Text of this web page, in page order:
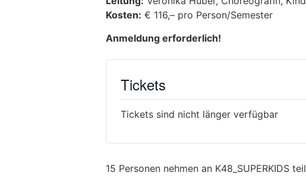
Kosten: € 116,– pro Person/Semester
Anmeldung erforderlich!
Tickets
Tickets sind nicht länger verfügbar
15 Personen nehmen an K48_SUPERKIDS teil